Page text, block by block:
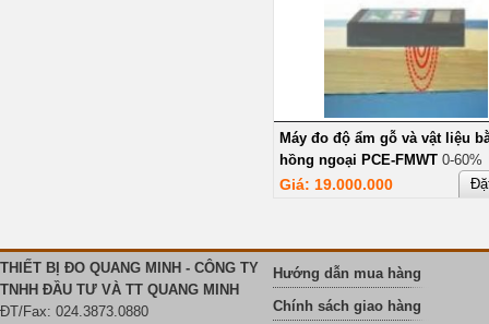
Máy đo độ ẩm gỗ và vật liệu
hồng ngoại PCE-FMWT 0-60%
Giá: 19.000.000
THIẾT BỊ ĐO QUANG MINH - CÔNG TY
TNHH ĐẦU TƯ VÀ TT QUANG MINH
ĐT/Fax: 024.3873.0880
Hướng dẫn mua hàng
Chính sách giao hàng